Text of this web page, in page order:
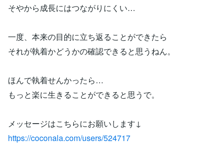
そやから成長にはつながりにくい…
一度、本来の目的に立ち返ることができたら
それが執着かどうかの確認できると思うねん。
ほんで執着せんかったら…
もっと楽に生きることができると思うで。
メッセージはこちらにお願いします↓
https://coconala.com/users/524717